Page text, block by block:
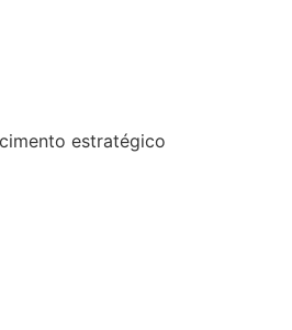
estratégico